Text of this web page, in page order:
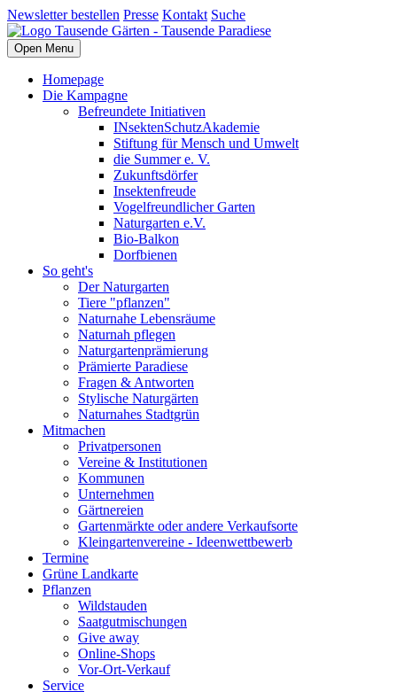
Newsletter bestellen Presse Kontakt Suche
Open Menu
Homepage
Die Kampagne
Befreundete Initiativen
INsektenSchutzAkademie
Stiftung für Mensch und Umwelt
die Summer e. V.
Zukunftsdörfer
Insektenfreude
Vogelfreundlicher Garten
Naturgarten e.V.
Bio-Balkon
Dorfbienen
So geht's
Der Naturgarten
Tiere "pflanzen"
Naturnahe Lebensräume
Naturnah pflegen
Naturgartenprämierung
Prämierte Paradiese
Fragen & Antworten
Stylische Naturgärten
Naturnahes Stadtgrün
Mitmachen
Privatpersonen
Vereine & Institutionen
Kommunen
Unternehmen
Gärtnereien
Gartenmärkte oder andere Verkaufsorte
Kleingartenvereine - Ideenwettbewerb
Termine
Grüne Landkarte
Pflanzen
Wildstauden
Saatgutmischungen
Give away
Online-Shops
Vor-Ort-Verkauf
Service